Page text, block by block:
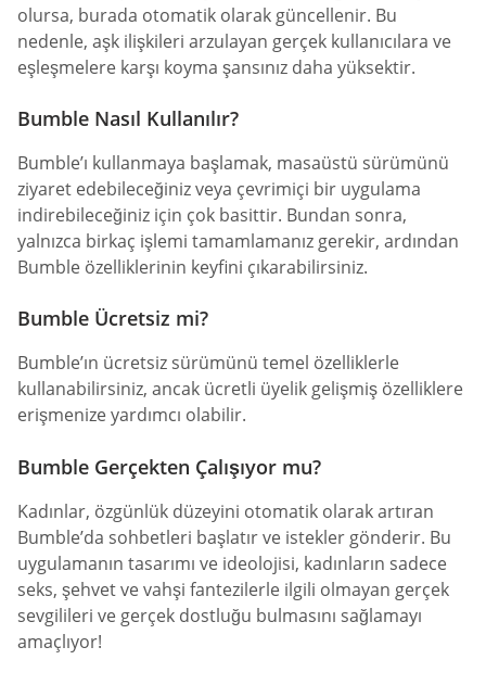
olursa, burada otomatik olarak güncellenir. Bu
nedenle, aşk ilişkileri arzulayan gerçek kullanıcılara ve
eşleşmelere karşı koyma şansınız daha yüksektir.
Bumble Nasıl Kullanılır?
Bumble’ı kullanmaya başlamak, masaüstü sürümünü
ziyaret edebileceğiniz veya çevrimiçi bir uygulama
indirebileceğiniz için çok basittir. Bundan sonra,
yalnızca birkaç işlemi tamamlamanız gerekir, ardından
Bumble özelliklerinin keyfini çıkarabilirsiniz.
Bumble Ücretsiz mi?
Bumble’ın ücretsiz sürümünü temel özelliklerle
kullanabilirsiniz, ancak ücretli üyelik gelişmiş özelliklere
erişmenize yardımcı olabilir.
Bumble Gerçekten Çalışıyor mu?
Kadınlar, özgünlük düzeyini otomatik olarak artıran
Bumble’da sohbetleri başlatır ve istekler gönderir. Bu
uygulamanın tasarımı ve ideolojisi, kadınların sadece
seks, şehvet ve vahşi fantezilerle ilgili olmayan gerçek
sevgilileri ve gerçek dostluğu bulmasını sağlamayı
amaçlıyor!